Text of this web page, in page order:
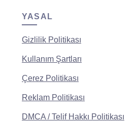
YASAL
Gizlilik Politikası
Kullanım Şartları
Çerez Politikası
Reklam Politikası
DMCA / Telif Hakkı Politikası